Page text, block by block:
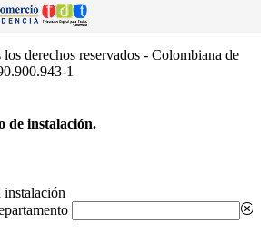
derechos reservados - Colombiana de
1
de instalación.
instalación